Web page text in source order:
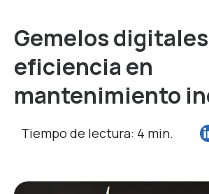
Gemelos
eficiencia en
mantenimiento
Tiempo de lectura: 4 min.